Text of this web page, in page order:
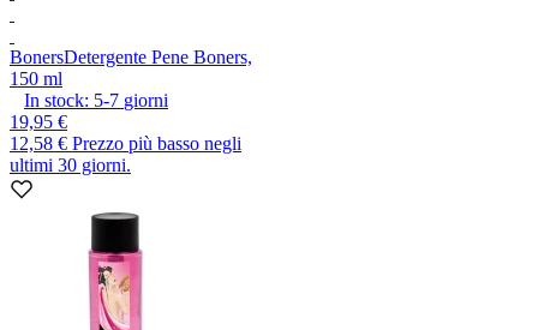
BonersDetergente Pene Boners,
150 ml
In stock: 5-7 giorni
19,95 €
12,58 € Prezzo più basso negli
ultimi 30 giorni.